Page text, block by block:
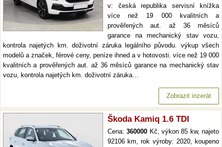
v: česká republika servisní knížka
více než 19 000 kvalitních a
prověřených aut. až 36 měsíců
garance na mechanický stav vozu,
kontrola najetých km. doživotní záruka legálního původu. výkup všech
modelů a značek, férové ceny, peníze ihned a v hotovosti. více než 19 000
kvalitních a prověřených aut. až 36 měsíců garance na mechanický stav
vozu, kontrola najetých km. doživotní záruka…
Zobrazit inzerát
Škoda Kamiq 1.6 TDI
Cena:360000 Kč, výkon 85 kw, najeto
92106 km, rok výroby: 2020, koupeno